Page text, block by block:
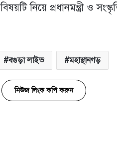
নিয়ে প্রধানমন্ত্রী ও
বগুড়া লাইভ মহাস্থানগড়
নিউজ লিংক কপি করুন